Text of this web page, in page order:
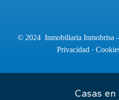
© 2024 Inmobiliaria Inmobrisa
Privacidad ·
Casas